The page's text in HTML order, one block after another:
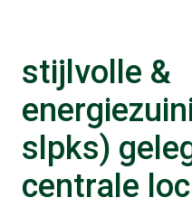
stijlvolle &
slpks)
centrale